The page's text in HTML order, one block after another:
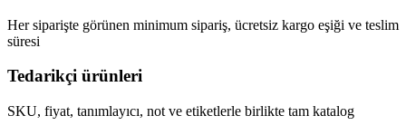
Her siparişte görünen minimum sipariş, ücretsiz kargo eşiği ve teslim
süresi
Tedarikçi ürünleri
SKU, fiyat, tanımlayıcı, not ve etiketlerle birlikte tam katalog